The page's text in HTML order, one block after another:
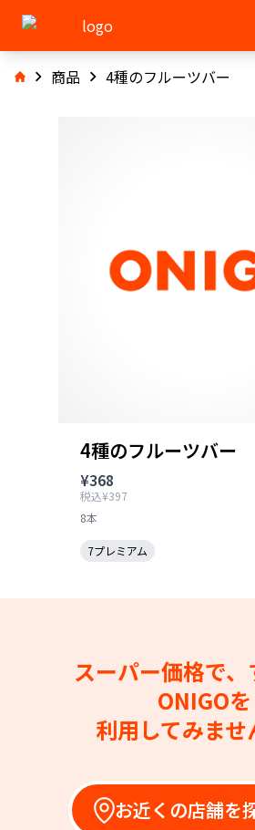
商品 4種のフルーツバー
4種のフルーツバー
¥368
税込¥397
8本
7プレミアム
スーパー価格で、
ONIGOを
利用してみませ
お近くの店舗を